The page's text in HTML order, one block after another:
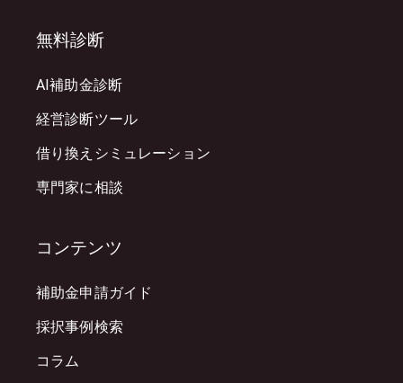
無料診断
AI補助金診断
経営診断ツール
借り換えシミュレーション
専門家に相談
コンテンツ
補助金申請ガイド
採択事例検索
コラム